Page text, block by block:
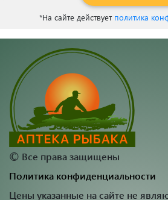
*На сайте действует политика
© Все права защищены
Политика конфиденциальности
Цены указанные на сайте не